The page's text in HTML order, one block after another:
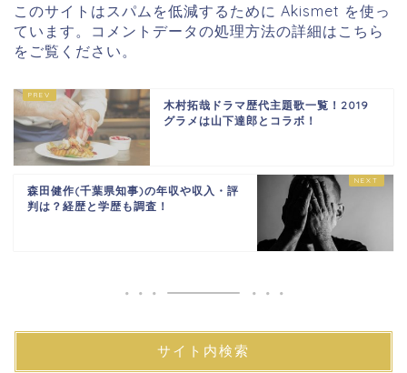
このサイトはスパムを低減するために Akismet を使っ
ています。 コメントデータの処理方法の詳細はこちら
をご覧ください 。
木村拓哉ドラマ歴代主題歌一覧！2019
グラメは山下達郎とコラボ！
森田健作(千葉県知事)の年収や収入・評
判は？経歴と学歴も調査！
サイト内検索